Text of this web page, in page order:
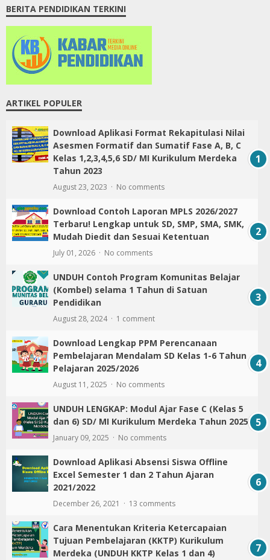
BERITA PENDIDIKAN TERKINI
ARTIKEL POPULER
Download Aplikasi Format Rekapitulasi Nilai
Asesmen Formatif dan Sumatif Fase A, B, C
Kelas 1,2,3,4,5,6 SD/ MI Kurikulum Merdeka
Tahun 2023
August 23, 2023 No comments
Download Contoh Laporan MPLS 2026/2027
Terbaru! Lengkap untuk SD, SMP, SMA, SMK,
Mudah Diedit dan Sesuai Ketentuan
July 01, 2026 No comments
UNDUH Contoh Program Komunitas Belajar
(Kombel) selama 1 Tahun di Satuan
Pendidikan
August 28, 2024 1 comment
Download Lengkap PPM Perencanaan
Pembelajaran Mendalam SD Kelas 1-6 Tahun
Pelajaran 2025/2026
August 11, 2025 No comments
UNDUH LENGKAP: Modul Ajar Fase C (Kelas 5
dan 6) SD/ MI Kurikulum Merdeka Tahun 2025
January 09, 2025 No comments
Download Aplikasi Absensi Siswa Offline
Excel Semester 1 dan 2 Tahun Ajaran
2021/2022
December 26, 2021 13 comments
Cara Menentukan Kriteria Ketercapaian
Tujuan Pembelajaran (KKTP) Kurikulum
Merdeka (UNDUH KKTP Kelas 1 dan 4)